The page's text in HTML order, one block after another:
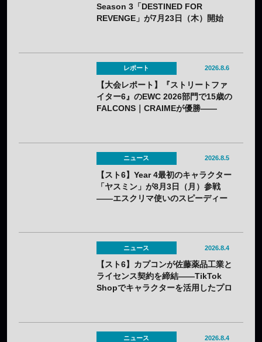
Season 3「DESTINED FOR
REVENGE」が7月23日（木）開始
レポート 2026.8.6
【大会レポート】『ストリートファ
イター6』のEWC 2026部門で15歳の
FALCONS｜CRAIMEが優勝——
ニュース 2026.8.5
【スト6】Year 4最初のキャラクター
「ヤスミン」が8月3日（月）参戦
——エスクリマ使いのスピーディー
ニュース 2026.8.4
【スト6】カプコンが佐藤薬品工業と
ライセンス契約を締結——TikTok
Shopでキャラクターを活用したプロ
ニュース 2026.8.4